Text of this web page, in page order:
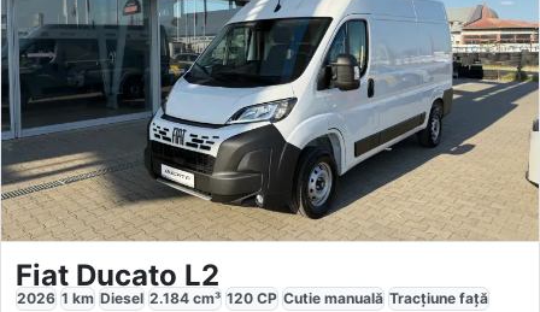
Fiat Ducato L2
2026 1 km Diesel 2.184 cm³ 120 CP Cutie manuală Tracțiune față